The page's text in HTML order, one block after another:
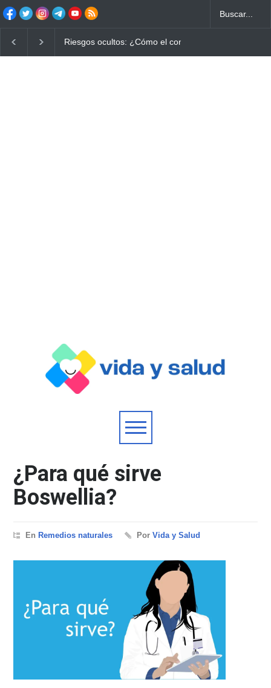
Riesgos ocultos: ¿Cómo el consumo de alimentos
¿Para qué sirve
Boswellia?
En Remedios naturales PorVida y Salud